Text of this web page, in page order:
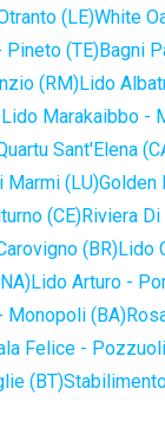
(LE)White
Pineto (TE)Bagni
(RM)Lido
Lido Marakaibbo -
Sant'Elena
Marmi (LU)Golden
(CE)Riviera
(BR)Lido
Lido Arturo -
Monopoli (BA)
Felice -
(BT)